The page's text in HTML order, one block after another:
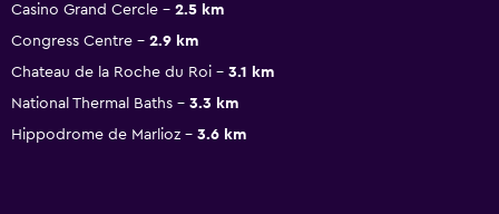
Casino Grand Cercle
2.5 km
Congress Centre
2.9 km
Chateau de la Roche du Roi
3.1 km
National Thermal Baths
3.3 km
Hippodrome de Marlioz
3.6 km